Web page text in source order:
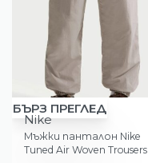
-25%
БЪРЗ ПРЕГЛЕД
Nike
Мъжки панталон Nike
Tuned Air Woven Trousers